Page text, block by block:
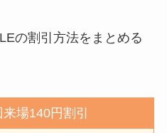
の割引方法をまとめる
場140円割引